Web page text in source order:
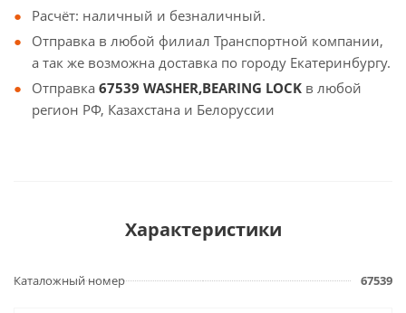
Расчёт: наличный и безналичный.
Отправка в любой филиал Транспортной компании,
а так же возможна доставка по городу Екатеринбургу.
Отправка 67539 WASHER,BEARING LOCK в любой
регион РФ, Казахстана и Белоруссии
Характеристики
Каталожный номер 67539